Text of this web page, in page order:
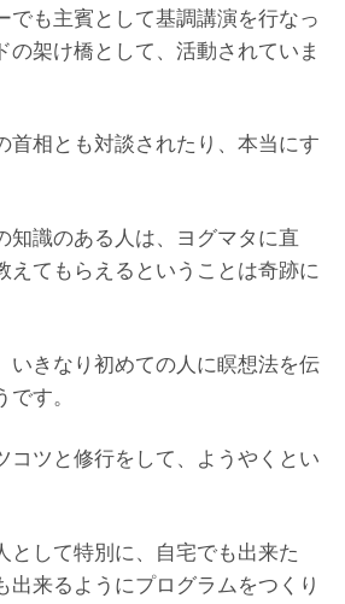
でも主賓として基調講演を行なっ
の架け橋として、活動されていま
首相とも対談されたり、本当にす
知識のある人は、ヨグマタに直
えてもらえるということは奇跡に
いきなり初めての人に瞑想法を伝
す。
コツと修行をして、ようやくとい
として特別に、自宅でも出来た
出来るようにプログラムをつくり